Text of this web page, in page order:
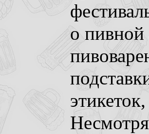
о пивной